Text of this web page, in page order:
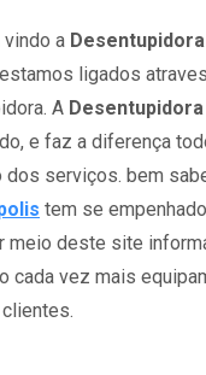
vindo a
ligados
A
e faz a diferença
dos serviços. bem
tem se
meio deste site
cada vez mais